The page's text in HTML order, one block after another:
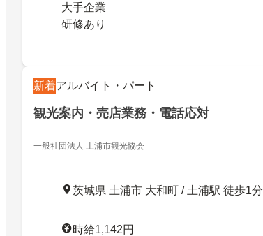
大手企業
研修あり
新着アルバイト・パート
観光案内・売店業務・電話応対
一般社団法人 土浦市観光協会
茨城県 土浦市 大和町 / 土浦駅 徒歩1分
時給1,142円